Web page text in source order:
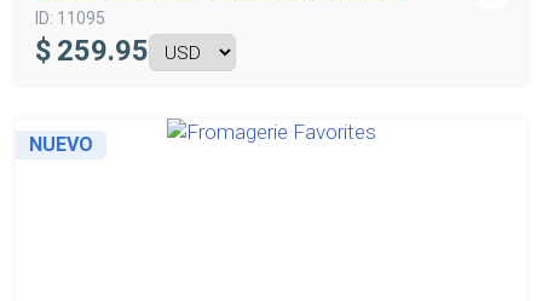
ID: 11095
$ 259.95
NUEVO